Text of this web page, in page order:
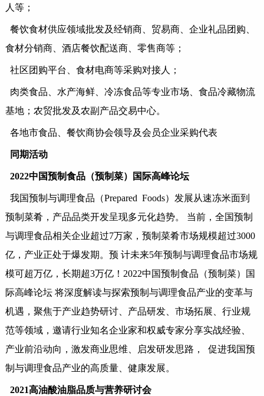
人等；
餐饮食材供应领域批发及经销商、贸易商、企业礼品团购、
食材分销商、酒店餐饮配送商、零售商等；
社区团购平台、食材电商等采购对接人；
肉类食品、水产海鲜、冷冻食品等专业市场、食品冷藏物流
基地；农贸批发及农副产品交易中心。
各地市食品、餐饮商协会领导及会员企业采购代表
同期活动
2022中国预制食品（预制菜）国际高峰论坛
我国预制与调理食品（Prepared Foods）发展从速冻米面到
预制菜肴，产品品类开发呈现多元化趋势。 当前，全国预制
与调理食品相关企业超过7万家，预制菜肴市场规模超过3000
亿，产业正处于爆发期。预 计未来5年预制与调理食品市场规
模可超万亿，长期超3万亿！2022中国预制食品（预制菜）国
际高峰论坛 将深度解读与探索预制与调理食品产业的变革与
机遇，聚焦于产业趋势研讨、产品研发、市场拓展、行业规
范等领域，邀请行业知名企业家和权威专家分享实战经验、
产业前沿动向，激发商业思维、启发研发思路， 促进我国预
制与调理食品产业的高质量、健康发展。
2021高油酸油脂品质与营养研讨会